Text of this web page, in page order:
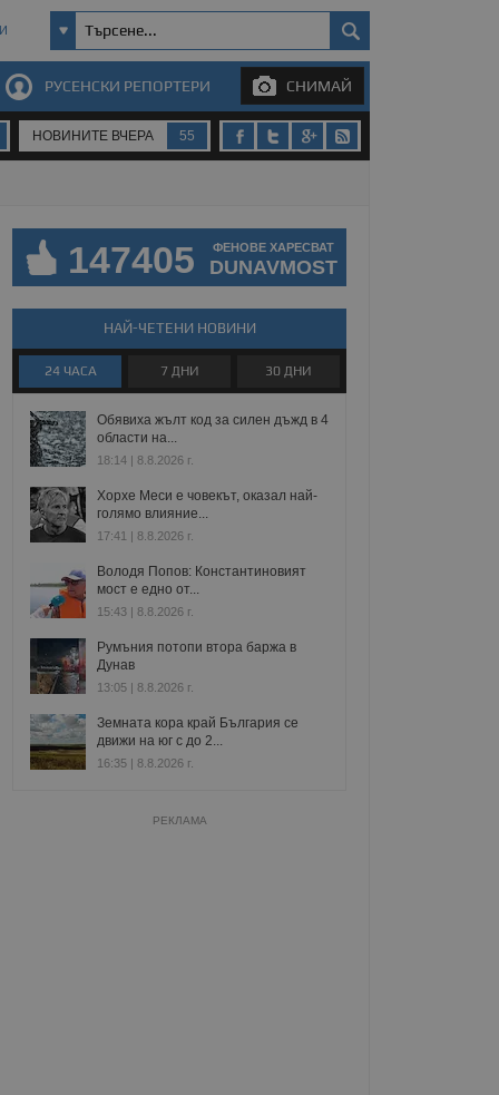
РУСЕНСКИ РЕПОРТЕРИ СНИМАЙ
НОВИНИТЕ ВЧЕРА 55
147405 ФЕНОВЕ ХАРЕСВАТ
DUNAVMOST
НАЙ-ЧЕТЕНИ НОВИНИ
24 ЧАСА 7 ДНИ 30 ДНИ
Обявиха жълт код за силен дъжд в 4
области на...
18:14 | 8.8.2026 г.
Хорхе Меси е човекът, оказал най-
голямо влияние...
17:41 | 8.8.2026 г.
Володя Попов: Константиновият
мост е едно от...
15:43 | 8.8.2026 г.
Румъния потопи втора баржа в
Дунав
13:05 | 8.8.2026 г.
Земната кора край България се
движи на юг с до 2...
16:35 | 8.8.2026 г.
РЕКЛАМА